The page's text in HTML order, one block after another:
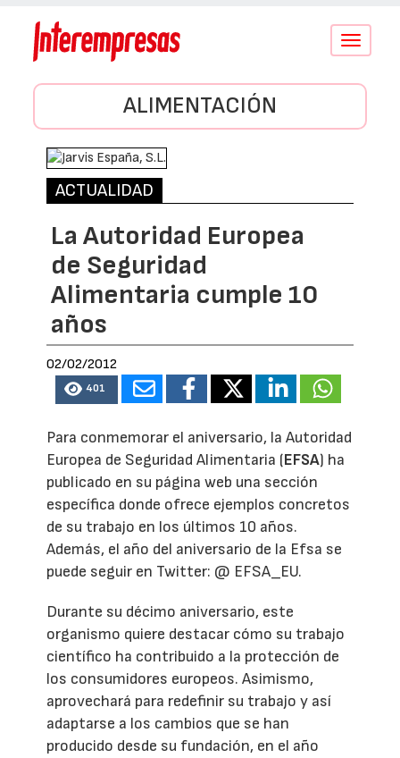
Conmutar
ALIMENTACIÓN
ACTUALIDAD
La Autoridad Europea
de Seguridad
Alimentaria cumple 10
años
02/02/2012
401
Para conmemorar el aniversario, la Autoridad
Europea de Seguridad Alimentaria (EFSA) ha
publicado en su página web una sección
específica donde ofrece ejemplos concretos
de su trabajo en los últimos 10 años.
Además, el año del aniversario de la Efsa se
puede seguir en Twitter: @ EFSA_EU.
Durante su décimo aniversario, este
organismo quiere destacar cómo su trabajo
científico ha contribuido a la protección de
los consumidores europeos. Asimismo,
aprovechará para redefinir su trabajo y así
adaptarse a los cambios que se han
producido desde su fundación, en el año